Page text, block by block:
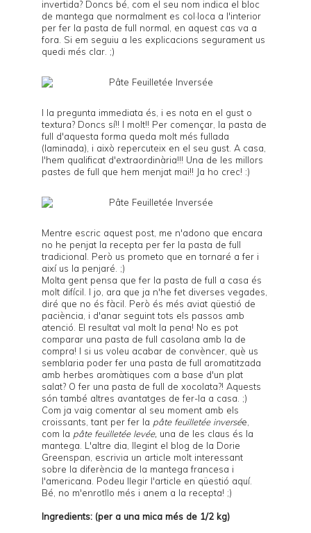
invertida? Doncs bé, com el seu nom indica el bloc
de mantega que normalment es col·loca a l'interior
per fer la pasta de full normal, en aquest cas va a
fora. Si em seguiu a les explicacions segurament us
quedi més clar. ;)
I la pregunta immediata és, i es nota en el gust o
textura? Doncs sí!! I molt!! Per començar, la pasta de
full d'aquesta forma queda molt més fullada
(laminada), i això repercuteix en el seu gust. A casa,
l'hem qualificat d'extraordinària!!! Una de les millors
pastes de full que hem menjat mai!! Ja ho crec! :)
Mentre escric aquest post, me n'adono que encara
no he penjat la recepta per fer la pasta de full
tradicional. Però us prometo que en tornaré a fer i
així us la penjaré. ;)
Molta gent pensa que fer la pasta de full a casa és
molt difícil. I jo, ara que ja n'he fet diverses vegades,
diré que no és fàcil. Però és més aviat qüestió de
paciència, i d'anar seguint tots els passos amb
atenció. El resultat val molt la pena! No es pot
comparar una pasta de full casolana amb la de
compra! I si us voleu acabar de convèncer, què us
semblaria poder fer una pasta de full aromatitzada
amb herbes aromàtiques com a base d'un plat
salat? O fer una pasta de full de xocolata?! Aquests
són també altres avantatges de fer-la a casa. ;)
Com ja vaig comentar al seu moment amb els
croissants , tant per fer la pâte feuilletée inversée,
com la pâte feuilletée levée, una de les claus és la
mantega. L'altre dia, llegint el blog de la Dorie
Greenspan , escrivia un article molt interessant
sobre la diferència de la mantega francesa i
l'americana. Podeu llegir l'article en qüestió aquí.
Bé, no m'enrotllo més i anem a la recepta! ;)
Ingredients: (per a una mica més de 1/2 kg)